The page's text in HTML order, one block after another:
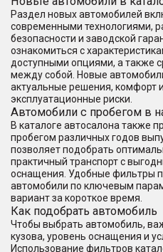
Раздел новых автомобилей
современными технологиями,
безопасности и заводской
ознакомиться с
доступными опциями, а также
между собой. Новые
актуальные решения, комфорт
эксплуатационные риски.
Автомобили с пробегом в
В каталоге автосалона также
пробегом различных годов
позволяет подобрать
практичный транспорт с
оснащения. Удобные фильтры
автомобили по ключевым
вариант за короткое время.
Как подобрать автомобиль
Чтобы выбрать автомобиль,
кузова, уровень оснащения и
Использование фильтров